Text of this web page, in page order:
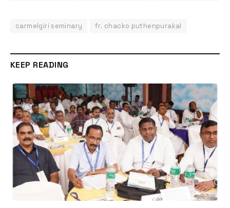
carmelgiri seminary fr. chacko puthenpurakal
KEEP READING